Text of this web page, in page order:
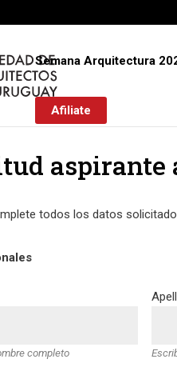
Semana Arquitectura
Afiliate
aspirante
todos los datos
completo